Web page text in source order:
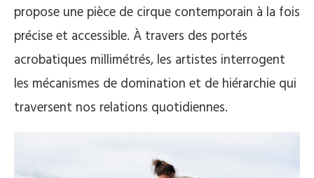
propose une pièce de cirque contemporain à la fois
précise et accessible. À travers des portés
acrobatiques millimétrés, les artistes interrogent
les mécanismes de domination et de hiérarchie qui
traversent nos relations quotidiennes.